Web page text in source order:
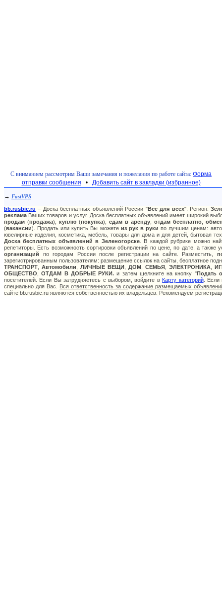
С вниманием рассмотрим Ваши замечания и пожелания по работе сайта: Форма
отправки сообщения • Добавить сайт в закладки (избранное)
→ FastVPS
bb.rusbic.ru – Доска бесплатных объявлений России "Все для всех". Регион:
реклама Ваших товаров и услуг. Доска бесплатных объявлений имеет широкий
продам (продажа), куплю(покупка), сдам в аренду, отдам бесплатно,
(вакансии). Продать или купить Вы можете из рук в руки по лучшим ценам:
ювелирные изделия, косметика, мебель, товары для дома и для детей, бытовая
Доска бесплатных объявлений в Зеленогорске. В каждой рубрике можно
репетиторы. Есть возможность сортировки объявлений по цене, по дате, а
организаций по городам России после регистрации на сайте. Разместить,
зарегистрированным пользователям: размещение ссылок на сайты, бесплатное
ТРАНСПОРТ
Автомобили ЛИЧНЫЕ ВЕЩИ ДОМ СЕМЬЯ ЭЛЕКТРОНИКА
ОБЩЕСТВО ,ОТДАМ В ДОБРЫЕ РУКИ. и затем щелкните на кнопку "Подать
посетителей. Если Вы затрудняетесь с выбором, войдите вКарту категорий. Если
специально для Вас. Вся ответственность за содержание размещаемых
сайте bb.rusbic.ru являются собственностью их владельцев. Рекомендуем